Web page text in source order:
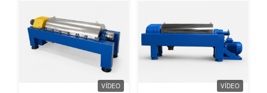
VÍDEO VÍDEO